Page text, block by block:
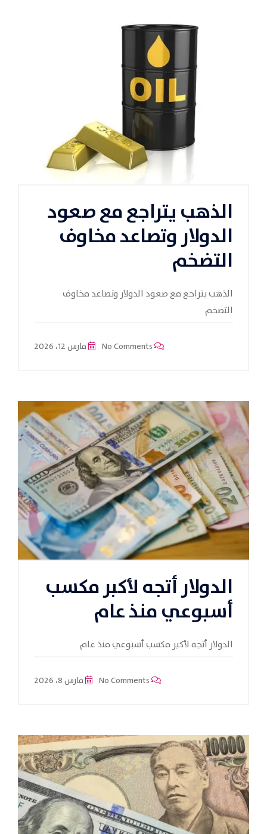
الذهب يتراجع مع صعود
الدولار وتصاعد مخاوف
التضخم
الذهب يتراجع مع صعود الدولار وتصاعد مخاوف
التضخم
مارس 12، 2026
الدولار أتجه لأكبر مكسب
أسبوعي منذ عام
الدولار أتجه لأكبر مكسب أسبوعي منذ عام
مارس 8، 2026